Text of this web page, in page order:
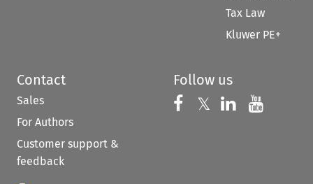
Tax Law
Kluwer PE+
Contact
Sales
For Authors
Customer support &
feedback
Follow us
Follow us on
𝕏 Follow us on
Follow us